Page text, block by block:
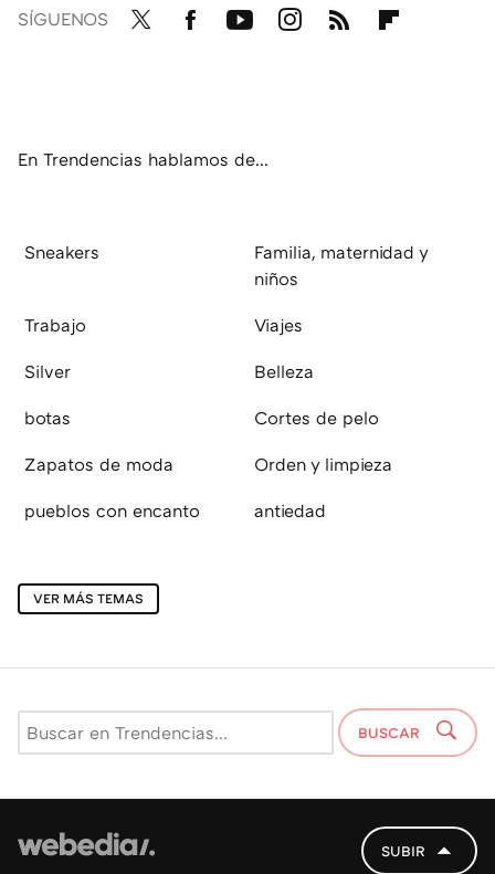
SÍGUENOS
En Trendencias hablamos de...
Sneakers
Familia, maternidad y
niños
Trabajo Viajes
Silver Belleza
botas Cortes de pelo
Zapatos de moda Orden y limpieza
pueblos con encanto antiedad
VER MÁS TEMAS
BUSCAR
SUBIR